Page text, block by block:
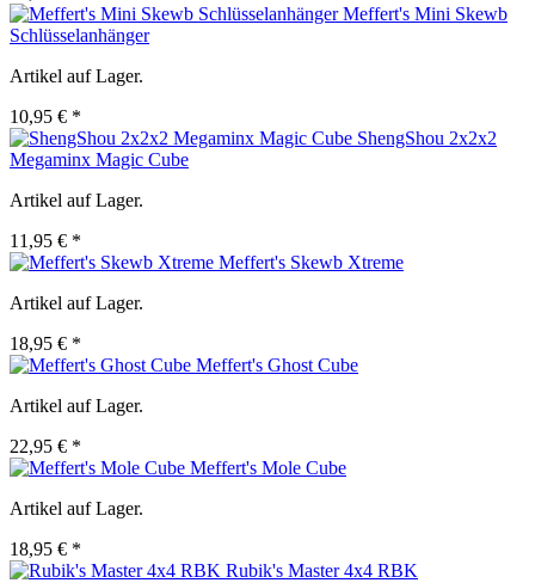
Meffert's Mini Skewb
Schlüsselanhänger
Artikel auf Lager.
10,95 € *
ShengShou 2x2x2
Megaminx Magic Cube
Artikel auf Lager.
11,95 € *
Meffert's Skewb Xtreme
Artikel auf Lager.
18,95 € *
Meffert's Ghost Cube
Artikel auf Lager.
22,95 € *
Meffert's Mole Cube
Artikel auf Lager.
18,95 € *
Rubik's Master 4x4 RBK